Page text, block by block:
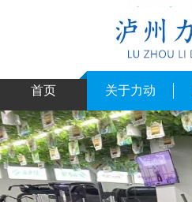
首页 关于力动